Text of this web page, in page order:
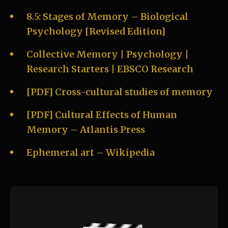
8.5: Stages of Memory – Biological
Psychology [Revised Edition]
Collective Memory | Psychology |
Research Starters | EBSCO Research
[PDF] Cross-cultural studies of memory
[PDF] Cultural Effects of Human
Memory – Atlantis Press
Ephemeral art – Wikipedia